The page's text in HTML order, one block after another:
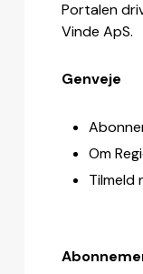
Portalen
Vinde ApS.
Genveje
Om
Tilmeld